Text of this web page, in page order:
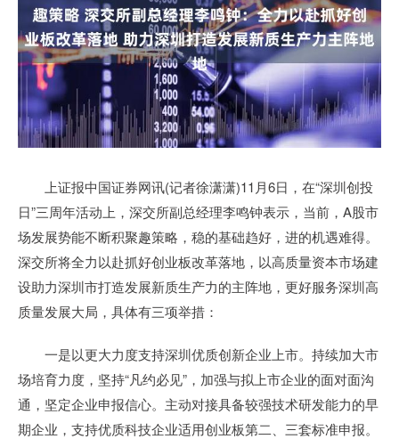
上证报中国证券网讯(记者徐潇潇)11月6日，在“深圳创投
日”三周年活动上，深交所副总经理李鸣钟表示，当前，A股市
场发展势能不断积聚趣策略，稳的基础趋好，进的机遇难得。
深交所将全力以赴抓好创业板改革落地，以高质量资本市场建
设助力深圳市打造发展新质生产力的主阵地，更好服务深圳高
质量发展大局，具体有三项举措：
一是以更大力度支持深圳优质创新企业上市。持续加大市
场培育力度，坚持“凡约必见”，加强与拟上市企业的面对面沟
通，坚定企业申报信心。主动对接具备较强技术研发能力的早
期企业，支持优质科技企业适用创业板第二、三套标准申报。